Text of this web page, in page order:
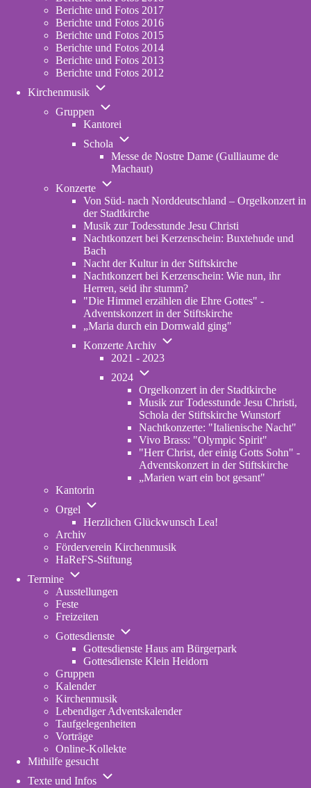
Berichte und Fotos 2017
Berichte und Fotos 2016
Berichte und Fotos 2015
Berichte und Fotos 2014
Berichte und Fotos 2013
Berichte und Fotos 2012
Kirchenmusik
Unternavigation
Kirchenmusik
Gruppen
Unternavigation
Gruppen
Kantorei
Schola
Unternavigation
Schola
Messe de Nostre Dame (Gulliaume de
Machaut)
Konzerte
Unternavigation
Konzerte
Von Süd- nach Norddeutschland – Orgelkonzert in
der Stadtkirche
Musik zur Todesstunde Jesu Christi
Nachtkonzert bei Kerzenschein: Buxtehude und
Bach
Nacht der Kultur in der Stiftskirche
Nachtkonzert bei Kerzenschein: Wie nun, ihr
Herren, seid ihr stumm?
"Die Himmel erzählen die Ehre Gottes" -
Adventskonzert in der Stiftskirche
„Maria durch ein Dornwald ging"
Konzerte Archiv
Unternavigation
Konzerte
2021 - 2023
2024
Unternavigation
2024
Orgelkonzert in der Stadtkirche
Musik zur Todesstunde Jesu Christi,
Schola der Stiftskirche Wunstorf
Nachtkonzerte: "Italienische Nacht"
Vivo Brass: "Olympic Spirit"
"Herr Christ, der einig Gotts Sohn" -
Adventskonzert in der Stiftskirche
„Marien wart ein bot gesant"
Kantorin
Orgel
Unternavigation
Orgel
Herzlichen Glückwunsch Lea!
Archiv
Förderverein Kirchenmusik
HaReFS-Stiftung
Termine
Unternavigation
Termine
Ausstellungen
Feste
Freizeiten
Gottesdienste
Unternavigation
Gottesdienste
Gottesdienste Haus am Bürgerpark
Gottesdienste Klein Heidorn
Gruppen
Kalender
Kirchenmusik
Lebendiger Adventskalender
Taufgelegenheiten
Vorträge
Online-Kollekte
Mithilfe gesucht
Texte und Infos
Unternavigation